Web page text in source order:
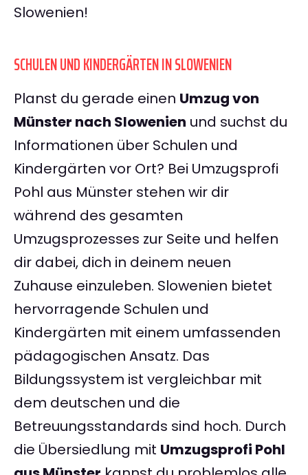
Slowenien!
SCHULEN UND KINDERGÄRTEN IN SLOWENIEN
Planst du gerade einen Umzug von
Münster nach Slowenien und suchst du
Informationen über Schulen und
Kindergärten vor Ort? Bei Umzugsprofi
Pohl aus Münster stehen wir dir
während des gesamten
Umzugsprozesses zur Seite und helfen
dir dabei, dich in deinem neuen
Zuhause einzuleben. Slowenien bietet
hervorragende Schulen und
Kindergärten mit einem umfassenden
pädagogischen Ansatz. Das
Bildungssystem ist vergleichbar mit
dem deutschen und die
Betreuungsstandards sind hoch. Durch
die Übersiedlung mit Umzugsprofi Pohl